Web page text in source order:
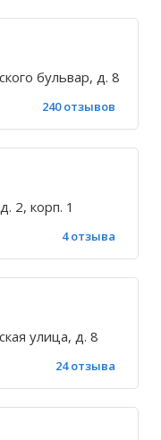
бульвар, д. 8
240 отзывов
2, корп. 1
4 отзыва
улица, д. 8
24 отзыва